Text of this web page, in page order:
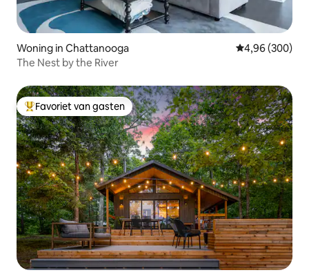
Woning in Chattanooga Gemiddelde
4,96 (300)
The Nest by the River
Topfavoriet van gasten
Favoriet van gasten